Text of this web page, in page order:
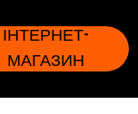
ІНТЕРНЕТ-
МАГАЗИН